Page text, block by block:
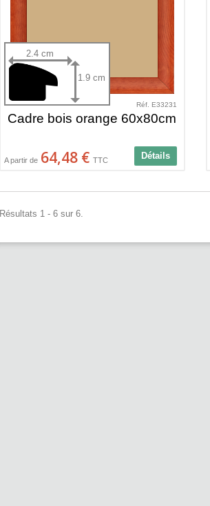
2.4 cm
1.9 cm
Réf. E33231
Cadre bois orange 60x80cm
Détails
A partir de 64,48 € TTC
Résultats 1 - 6 sur 6.